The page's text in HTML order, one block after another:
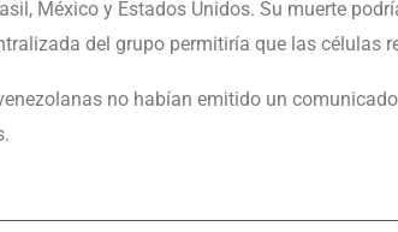
México y Estados Unidos. Su muerte
del grupo permitiría que las células
no habían emitido un